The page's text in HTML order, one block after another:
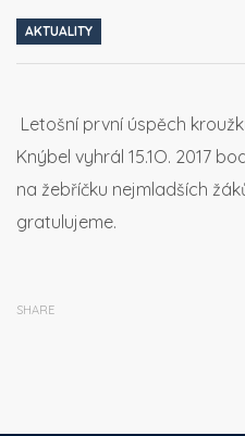
AKTUALITY
Letošní první úspěch
Knýbel vyhrál 15.1O. 2017
na žebříčku nejmladších
gratulujeme.
SHARE